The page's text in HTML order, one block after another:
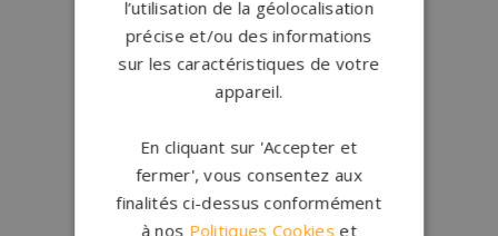
l’utilisation de la géolocalisation
précise et/ou des informations
sur les caractéristiques de votre
appareil.
En cliquant sur 'Accepter et
fermer', vous consentez aux
finalités ci-dessus conformément
à nos Politiques Cookies et